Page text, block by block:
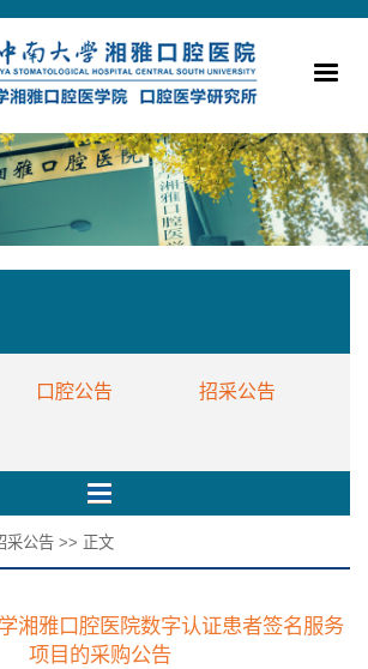
口腔公告
招采公告
采公告 >> 正文
湘雅口腔医院数字认证患者签名服务
项目的采购公告